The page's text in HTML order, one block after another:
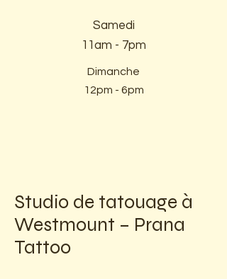
Dimanche
12pm - 6pm
Samedi
11am - 7pm​
Studio de tatouage à
Westmount – Prana
Tattoo